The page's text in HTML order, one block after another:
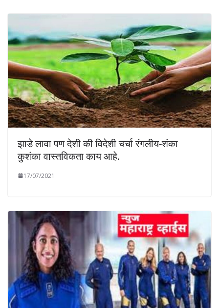
झाडे लावा पण देशी की विदेशी चर्चा रंगलीय-शंका
कुशंका वास्तविकता काय आहे.
17/07/2021